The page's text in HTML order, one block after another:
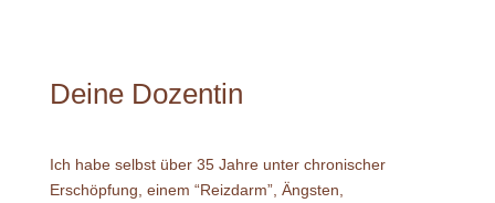
Deine Dozentin
Ich habe selbst über 35 Jahre unter chronischer
Erschöpfung, einem “Reizdarm”, Ängsten,